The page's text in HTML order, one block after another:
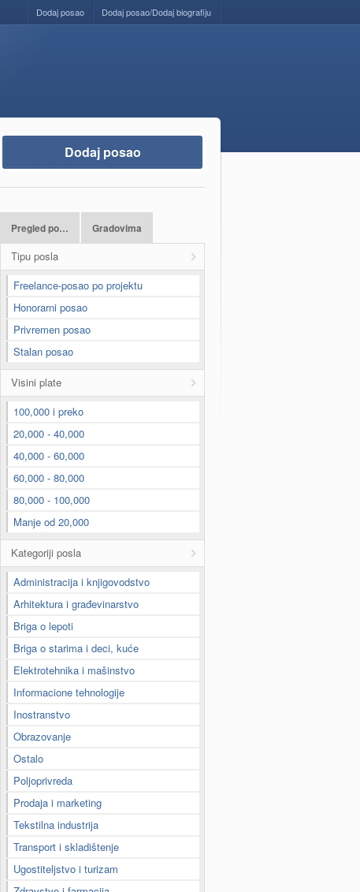
Dodaj posao/Dodaj biografiju
Dodaj posao
Dodaj posao
Pregled po… Gradovima
Tipu posla
Freelance-posao po projektu
Honorarni posao
Privremen posao
Stalan posao
Visini plate
100,000 i preko
20,000 - 40,000
40,000 - 60,000
60,000 - 80,000
80,000 - 100,000
Manje od 20,000
Kategoriji posla
Administracija i knjigovodstvo
Arhitektura i građevinarstvo
Briga o lepoti
Briga o starima i deci, kuće
Elektrotehnika i mašinstvo
Informacione tehnologije
Inostranstvo
Obrazovanje
Ostalo
Poljoprivreda
Prodaja i marketing
Tekstilna industrija
Transport i skladištenje
Ugostiteljstvo i turizam